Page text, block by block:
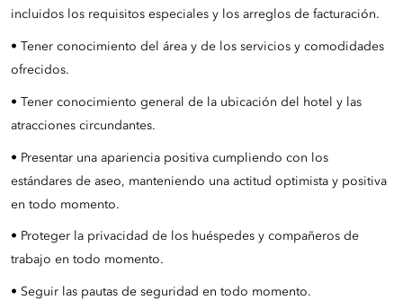
incluidos los requisitos especiales y los arreglos de facturación.
• Tener conocimiento del área y de los servicios y comodidades
ofrecidos.
• Tener conocimiento general de la ubicación del hotel y las
atracciones circundantes.
• Presentar una apariencia positiva cumpliendo con los
estándares de aseo, manteniendo una actitud optimista y positiva
en todo momento.
• Proteger la privacidad de los huéspedes y compañeros de
trabajo en todo momento.
• Seguir las pautas de seguridad en todo momento.